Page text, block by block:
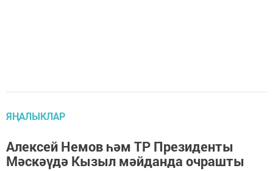
ЯҢАЛЫКЛАР
Алексей Немов һәм ТР Президенты
Мәскәүдә Кызыл мәйданда очрашты